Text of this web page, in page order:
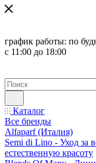
график работы: по
с 11:00 до 18:00
Каталог
Все бренды
Alfaparf (Италия)
Semi di Lino - Уход за
естественную красоту